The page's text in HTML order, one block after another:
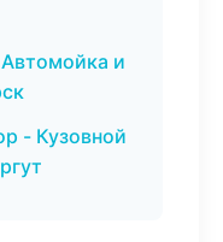
и
- Кузовной